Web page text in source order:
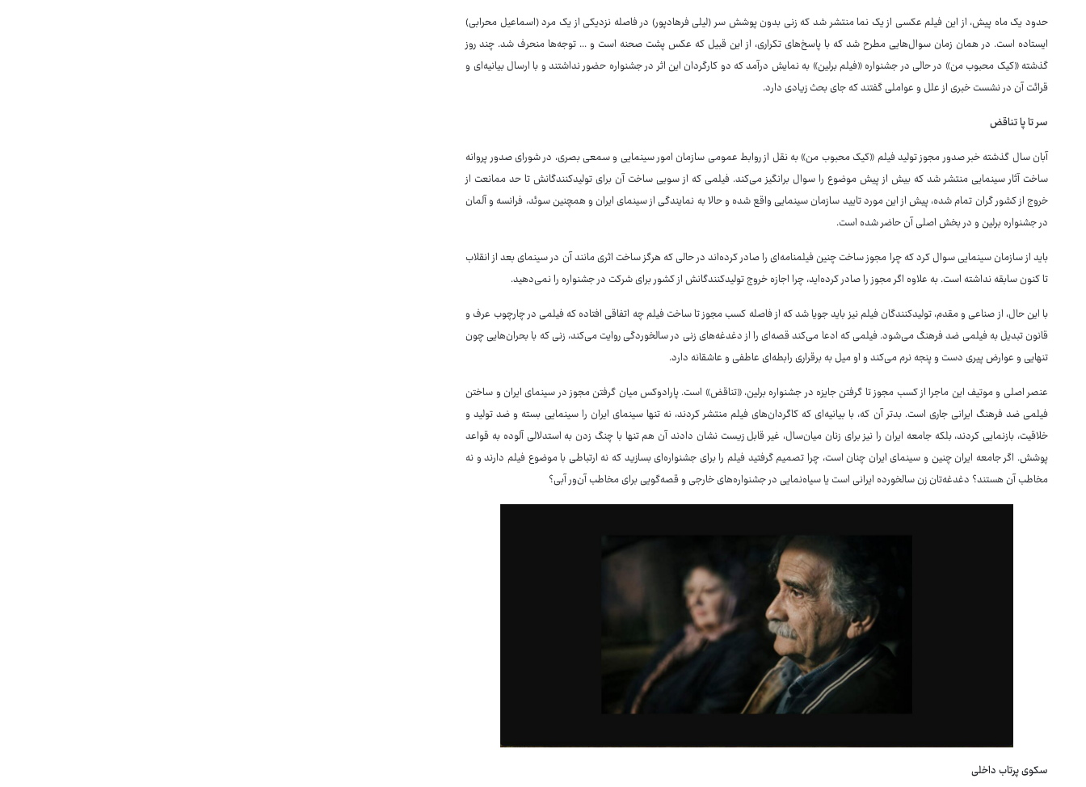
حدود یک ماه پیش، از این فیلم عکسی از یک نما منتشر شد که زنی بدون پوشش سر (لیلی فرهادپور) در فاصله نزدیکی از یک مرد (اسماعیل محرابی)
ایستاده است. در همان زمان سوال‌هایی مطرح شد که با پاسخ‌های تکراری، از این قبیل که عکس پشت صحنه است و ... توجه‌ها منحرف شد. چند روز
گذشته «کیک محبوب من» در حالی در جشنواره «فیلم برلین» به نمایش درآمد که دو کارگردان این اثر در جشنواره حضور نداشتند و با ارسال بیانیه‌ای و
قرائت آن در نشست خبری از علل و عواملی گفتند که جای بحث زیادی دارد.
سر تا پا تناقض
آبان سال گذشته خبر صدور مجوز تولید فیلم «کیک محبوب من» به نقل از روابط عمومی سازمان امور سینمایی و سمعی بصری، در شورای صدور پروانه
ساخت آثار سینمایی منتشر شد که بیش از پیش موضوع را سوال برانگیز می‌کند. فیلمی که از سویی ساخت آن برای تولیدکنندگانش تا حد ممانعت از
خروج از کشور گران تمام شده، پیش از این مورد تایید سازمان سینمایی واقع شده و حالا به نمایندگی از سینمای ایران و همچنین سوئد، فرانسه و آلمان
در جشنواره برلین و در بخش اصلی آن حاضر شده است.
باید از سازمان سینمایی سوال کرد که چرا مجوز ساخت چنین فیلمنامه‌ای را صادر کرده‌اند در حالی که هرگز ساخت اثری مانند آن در سینمای بعد از انقلاب
تا کنون سابقه نداشته است. به علاوه اگر مجوز را صادر کرده‌اید، چرا اجازه خروج تولیدکنندگانش از کشور برای شرکت در جشنواره را نمی‌دهید.
با این حال، از صناعی و مقدم، تولیدکنندگان فیلم نیز باید جویا شد که از فاصله کسب مجوز تا ساخت فیلم چه اتفاقی افتاده که فیلمی در چارچوب عرف و
قانون تبدیل به فیلمی ضد فرهنگ می‌شود. فیلمی که ادعا می‌کند قصه‌ای را از دغدغه‌های زنی در سالخوردگی روایت می‌کند، زنی که با بحران‌هایی چون
تنهایی و عوارض پیری دست و پنجه نرم می‌کند و او میل به برقراری رابطه‌ای عاطفی و عاشقانه دارد.
عنصر اصلی و موتیف این ماجرا از کسب مجوز تا گرفتن جایزه در جشنواره برلین، «تناقض» است. پارادوکس میان گرفتن مجوز در سینمای ایران و ساختن
فیلمی ضد فرهنگ ایرانی جاری است. بدتر آن که، با بیانیه‌ای که کاگردان‌های فیلم منتشر کردند، نه تنها سینمای ایران را سینمایی بسته و ضد تولید و
خلاقیت، بازنمایی کردند، بلکه جامعه ایران را نیز برای زنان میان‌سال، غیر قابل زیست نشان دادند آن هم تنها با چنگ زدن به استدلالی آلوده به قواعد
پوشش. اگر جامعه ایران چنین و سینمای ایران چنان است، چرا تصمیم گرفتید فیلم را برای جشنواره‌ای بسازید که نه ارتباطی با موضوع فیلم دارند و نه
مخاطب آن هستند؟ دغدغه‌تان زن سالخورده ایرانی است یا سیاه‌نمایی در جشنواره‌های خارجی و قصه‌گویی برای مخاطب آن‌ور آبی؟
سکوی پرتاب داخلی